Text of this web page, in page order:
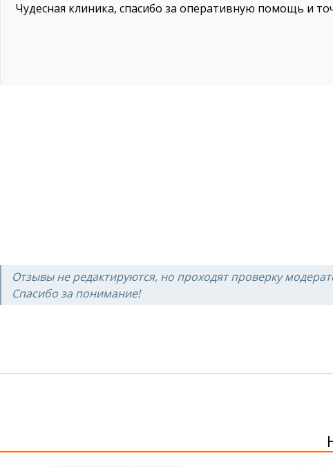
Чудесная клиника, спасибо за оперативную помощь и
Отзывы не редактируются, но проходят проверку
Спасибо за понимание!